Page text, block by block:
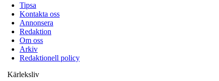
Tipsa
Kontakta oss
Annonsera
Redaktion
Om oss
Arkiv
Redaktionell policy
Kärleksliv